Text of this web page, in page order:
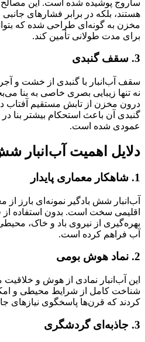
ساروج پوشیده شده است. این مصالح
هستند، بلکه در برابر فشارهای
مخزن به گونه‌ای طراحی شده که بتواند
برای مدت طولانی تأمین کند.
3. سقف گنبدی
سقف آب‌انبار با گنبدی از خشت و
نه تنها زیبایی بصری خاصی به بنا
درون مخزن از تابش مستقیم آفتاب
گنبدی آن باعث استحکام بیشتر بنا
عمودی شده است.
دلایل اهمیت آب‌انبار
1. شاهکار معماری پایدار
آب‌انبار شش بادگیر نمونه‌ای بارز از
اقلیمی سخت است. بدون استفاده از
بهره‌گیری از نیروی باد و خاک،
آب فراهم کرده است.
2. نماد هوش بومی
این آب‌انبار نمادی از هوش و
شناخت کامل از شرایط محیطی و
کردند که قرن‌ها پاسخگوی نیازهای
3. جاذبه‌ای گردشگری